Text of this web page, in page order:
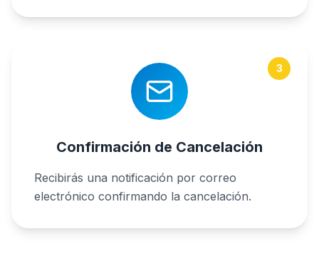
3
Confirmación de Cancelación
Recibirás una notificación por correo
electrónico confirmando la cancelación.